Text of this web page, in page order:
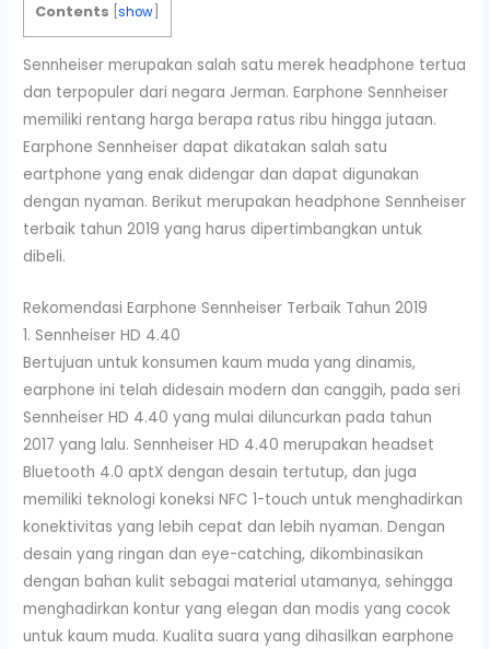
Contents [show
Sennheiser merupakan salah satu merek headphone tertua
dan terpopuler dari negara Jerman. Earphone Sennheiser
memiliki rentang harga berapa ratus ribu hingga jutaan.
Earphone Sennheiser dapat dikatakan salah satu
eartphone yang enak didengar dan dapat digunakan
dengan nyaman. Berikut merupakan headphone Sennheiser
terbaik tahun 2019 yang harus dipertimbangkan untuk
dibeli.
Rekomendasi Earphone Sennheiser Terbaik Tahun 2019
1. Sennheiser HD 4.40
Bertujuan untuk konsumen kaum muda yang dinamis,
earphone ini telah didesain modern dan canggih, pada seri
Sennheiser HD 4.40 yang mulai diluncurkan pada tahun
2017 yang lalu. Sennheiser HD 4.40 merupakan headset
Bluetooth 4.0 aptX dengan desain tertutup, dan juga
memiliki teknologi koneksi NFC 1-touch untuk menghadirkan
konektivitas yang lebih cepat dan lebih nyaman. Dengan
desain yang ringan dan eye-catching, dikombinasikan
dengan bahan kulit sebagai material utamanya, sehingga
menghadirkan kontur yang elegan dan modis yang cocok
untuk kaum muda. Kualita suara yang dihasilkan earphone